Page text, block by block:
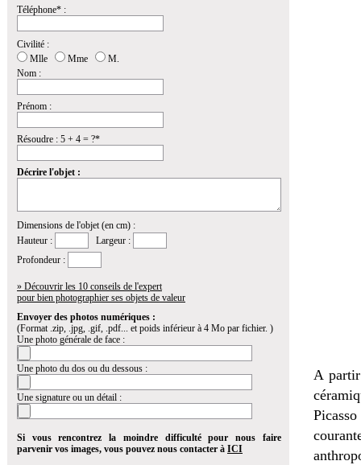
Téléphone* :
Civilité :
Mlle
Mme
M.
Nom :
Prénom :
Résoudre : 5 + 4 = ?*
Décrire l'objet :
Dimensions de l'objet (en cm) :
Hauteur :
Largeur :
Profondeur :
» Découvrir les 10 conseils de l'expert
pour bien photographier ses objets de valeur
Envoyer des photos numériques :
(Format .zip, .jpg, .gif, .pdf... et poids inférieur à 4 Mo par fichier. )
Une photo générale de face :
Une photo du dos ou du dessous :
Une signature ou un détail :
Si vous rencontrez la moindre difficulté pour nous faire
parvenir vos images, vous pouvez nous contacter à ICI
A